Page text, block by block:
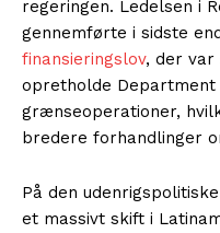
regeringen. Ledelsen i
gennemførte i sidste
finansieringslov, der
opretholde Department
grænseoperationer,
bredere forhandlinger
På den
et massivt skift i